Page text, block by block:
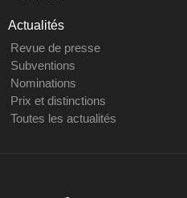
Actualités
Revue de presse
Subventions
Nominations
Prix et distinctions
Toutes les actualités